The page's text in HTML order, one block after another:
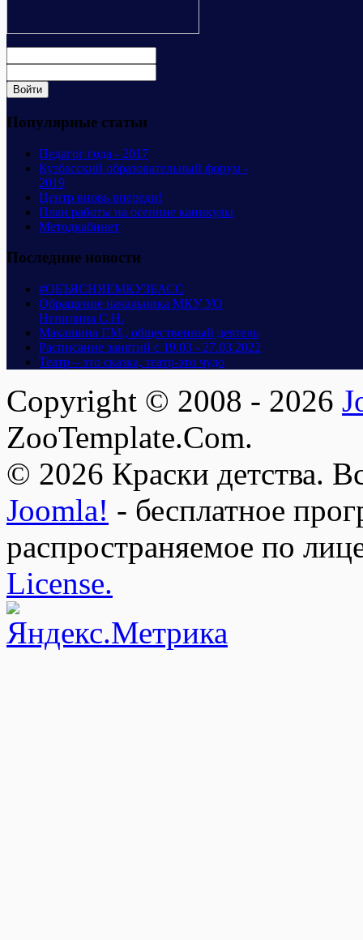
Популярные статьи
Педагог года - 2017
Кузбасский образовательный форум -
2019
Центр вновь впереди!
План работы на осенние каникулы
Методкабинет
Последние новости
#ОБЪЯСНЯЕМКУЗБАСС
Обращение начальника МКУ УО
Ненилина С.Н.
Макашина Г.М., общественный деятель
Расписание занятий с 19.03 - 27.03.2022
Театр – это сказка, театр-это чудо
Copyright © 2008 - 2026
ZooTemplate.Com.
© 2026 Краски детства.
Joomla! - бесплатное
распространяемое по
License.